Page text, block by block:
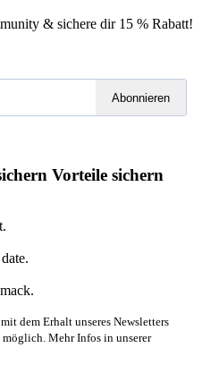
& sichere dir 15 % Rabatt!
Abonnieren
Vorteile sichern
dem Erhalt unseres Newsletters
Mehr Infos in unserer